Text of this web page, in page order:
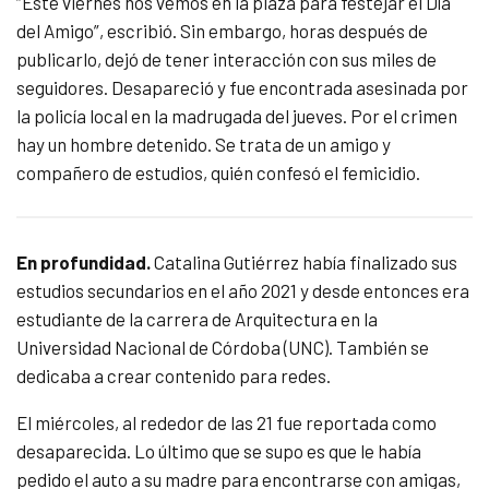
del Amigo”, escribió. Sin embargo, horas después de
publicarlo, dejó de tener interacción con sus miles de
seguidores. Desapareció y fue encontrada asesinada por
la policía local en la madrugada del jueves. Por el crimen
hay un hombre detenido. Se trata de un amigo y
compañero de estudios, quién confesó el femicidio.
En profundidad.Catalina Gutiérrez había finalizado sus
estudios secundarios en el año 2021 y desde entonces era
estudiante de la carrera de Arquitectura en la
Universidad Nacional de Córdoba (UNC). También se
dedicaba a crear contenido para redes.
El miércoles, al rededor de las 21 fue reportada como
desaparecida. Lo último que se supo es que le había
pedido el auto a su madre para encontrarse con amigas,